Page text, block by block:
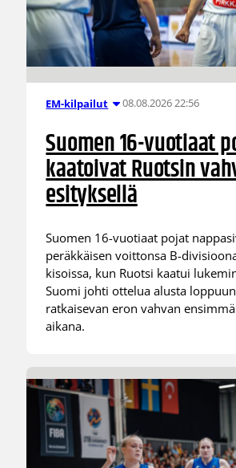
EM-kilpailut 08.08.2026 22:56
Suomen 16-vuotiaat
kaatoivat Ruotsin
esityksellä
Suomen 16-vuotiaat pojat
peräkkäisen voittonsa B-
kisoissa, kun Ruotsi kaatui
Suomi johti ottelua alusta
ratkaisevan eron vahvan
aikana.